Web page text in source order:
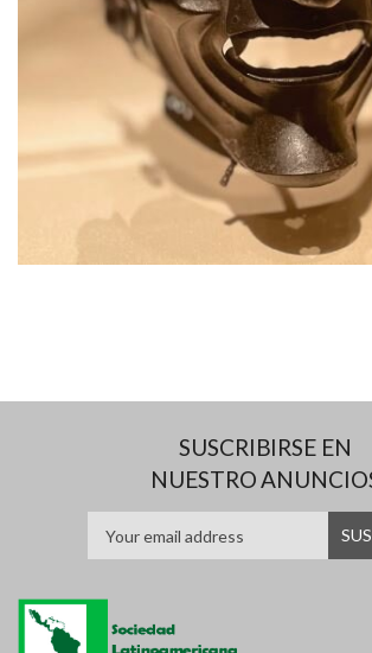
SUSCRIBIRSE EN
NUESTRO